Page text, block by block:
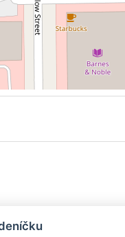
| Aplikace pro